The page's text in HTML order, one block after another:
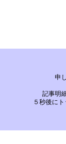
申
記事明
５秒後に